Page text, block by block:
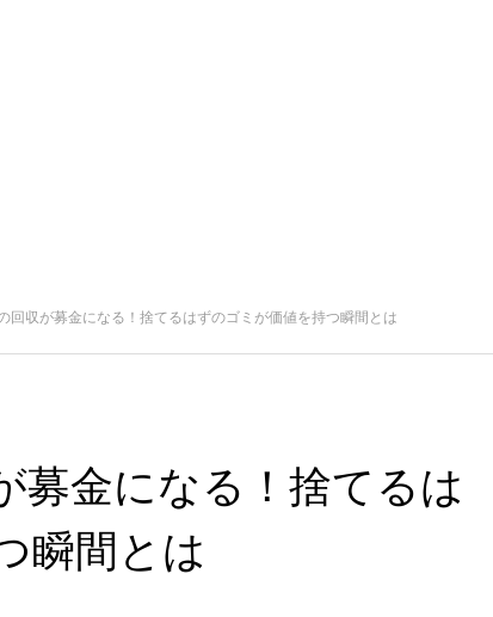
回収が募金になる！捨てるはずのゴミが価値を持つ瞬間とは
募金になる！捨てるは
瞬間とは